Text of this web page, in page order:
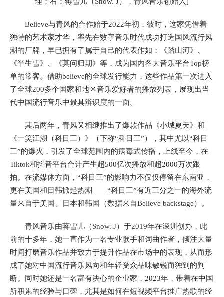
Believe与青风的合作始于2022年初，彼时，这家凭借着
独特的艺术家才华，率先在数字音乐时代成功打造国风流行风
潮的厂牌，早已拥有了属于自己的代表作如：《踏山河》、
《半生雪》、《莫问归期》等，成为国内各大音乐平台Top榜
单的常客。借助believe的全球发行能力，这些作品第一次进入
了全球200多个国家和地区音乐爱好者的播放列表，展现出当
代中国流行音乐中最具辨识度的一面。
其后两年，青风又相继推出了爆款作品《小城夏天》和
《一笑江湖（科目三）》（下称“科目三”），其中尤以“科目
三”的爆火，引发了全球范围内的病毒式传播，上线至今，在
Tiktok和抖音平台合计产生超500亿次播放和超2000万次跟
拍。在流媒体方面，“科目三”的影响力不仅仅停留在东南亚，
更在美国和日韩掀起热潮——“科目三”有近三分之一的海外流
量来自于美国、日本和韩国（数据来自Believe backstage）。
青风音乐由蒋雪儿（Snow. J）于2019年在深圳创办，此
前的十多年，她一直作为一名专业歌手和词曲作者，倾注大量
时间打磨音乐作品并致力于提升作品在市场中的表现，从而形
成了她对中国流行音乐风向和年轻受众品味敏锐而独到的判
断。同时她还是一名富有决心的企业家，2023年，带着在中国
所积累的经验与口碑，尤其是如何在短视频平台推广热歌的经